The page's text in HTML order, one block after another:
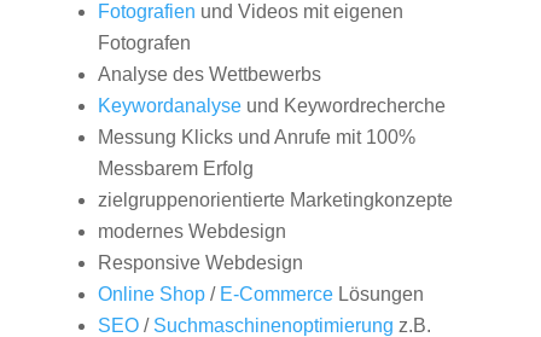
Fotografien und Videos mit eigenen
Fotografen
Analyse des Wettbewerbs
Keywordanalyseund Keywordrecherche
Messung Klicks und Anrufe mit 100%
Messbarem Erfolg
zielgruppenorientierte Marketingkonzepte
modernes Webdesign
Responsive Webdesign
Online Shop/ E-CommerceLösungen
SEO/ Suchmaschinenoptimierung z.B.